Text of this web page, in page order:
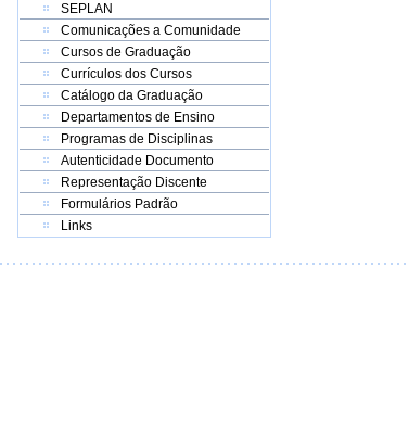
SEPLAN
Comunicações a Comunidade
Cursos de Graduação
Currículos dos Cursos
Catálogo da Graduação
Departamentos de Ensino
Programas de Disciplinas
Autenticidade Documento
Representação Discente
Formulários Padrão
Links